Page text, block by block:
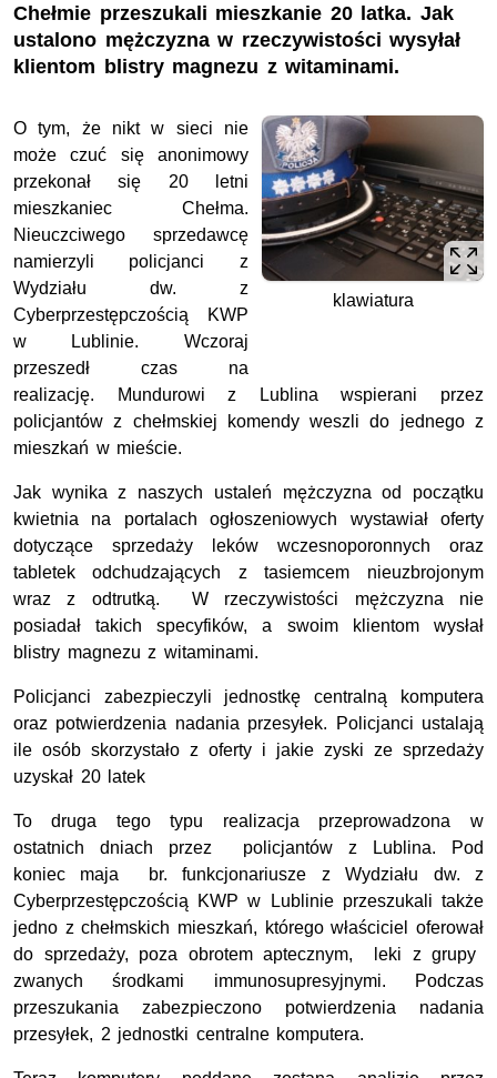
Chełmie przeszukali mieszkanie 20 latka. Jak
ustalono mężczyzna w rzeczywistości wysyłał
klientom blistry magnezu z witaminami.
klawiatura
O tym, że nikt w sieci nie
może czuć się anonimowy
przekonał się 20 letni
mieszkaniec Chełma.
Nieuczciwego sprzedawcę
namierzyli policjanci z
Wydziału dw. z
Cyberprzestępczością KWP
w Lublinie. Wczoraj
przeszedł czas na
realizację. Mundurowi z Lublina wspierani przez
policjantów z chełmskiej komendy weszli do jednego z
mieszkań w mieście.
Jak wynika z naszych ustaleń mężczyzna od początku
kwietnia na portalach ogłoszeniowych wystawiał oferty
dotyczące sprzedaży leków wczesnoporonnych oraz
tabletek odchudzających z tasiemcem nieuzbrojonym
wraz z odtrutką. W rzeczywistości mężczyzna nie
posiadał takich specyfików, a swoim klientom wysłał
blistry magnezu z witaminami.
Policjanci zabezpieczyli jednostkę centralną komputera
oraz potwierdzenia nadania przesyłek. Policjanci ustalają
ile osób skorzystało z oferty i jakie zyski ze sprzedaży
uzyskał 20 latek
To druga tego typu realizacja przeprowadzona w
ostatnich dniach przez policjantów z Lublina. Pod
koniec maja br. funkcjonariusze z Wydziału dw. z
Cyberprzestępczością KWP w Lublinie przeszukali także
jedno z chełmskich mieszkań, którego właściciel oferował
do sprzedaży, poza obrotem aptecznym, leki z grupy
zwanych środkami immunosupresyjnymi. Podczas
przeszukania zabezpieczono potwierdzenia nadania
przesyłek, 2 jednostki centralne komputera.